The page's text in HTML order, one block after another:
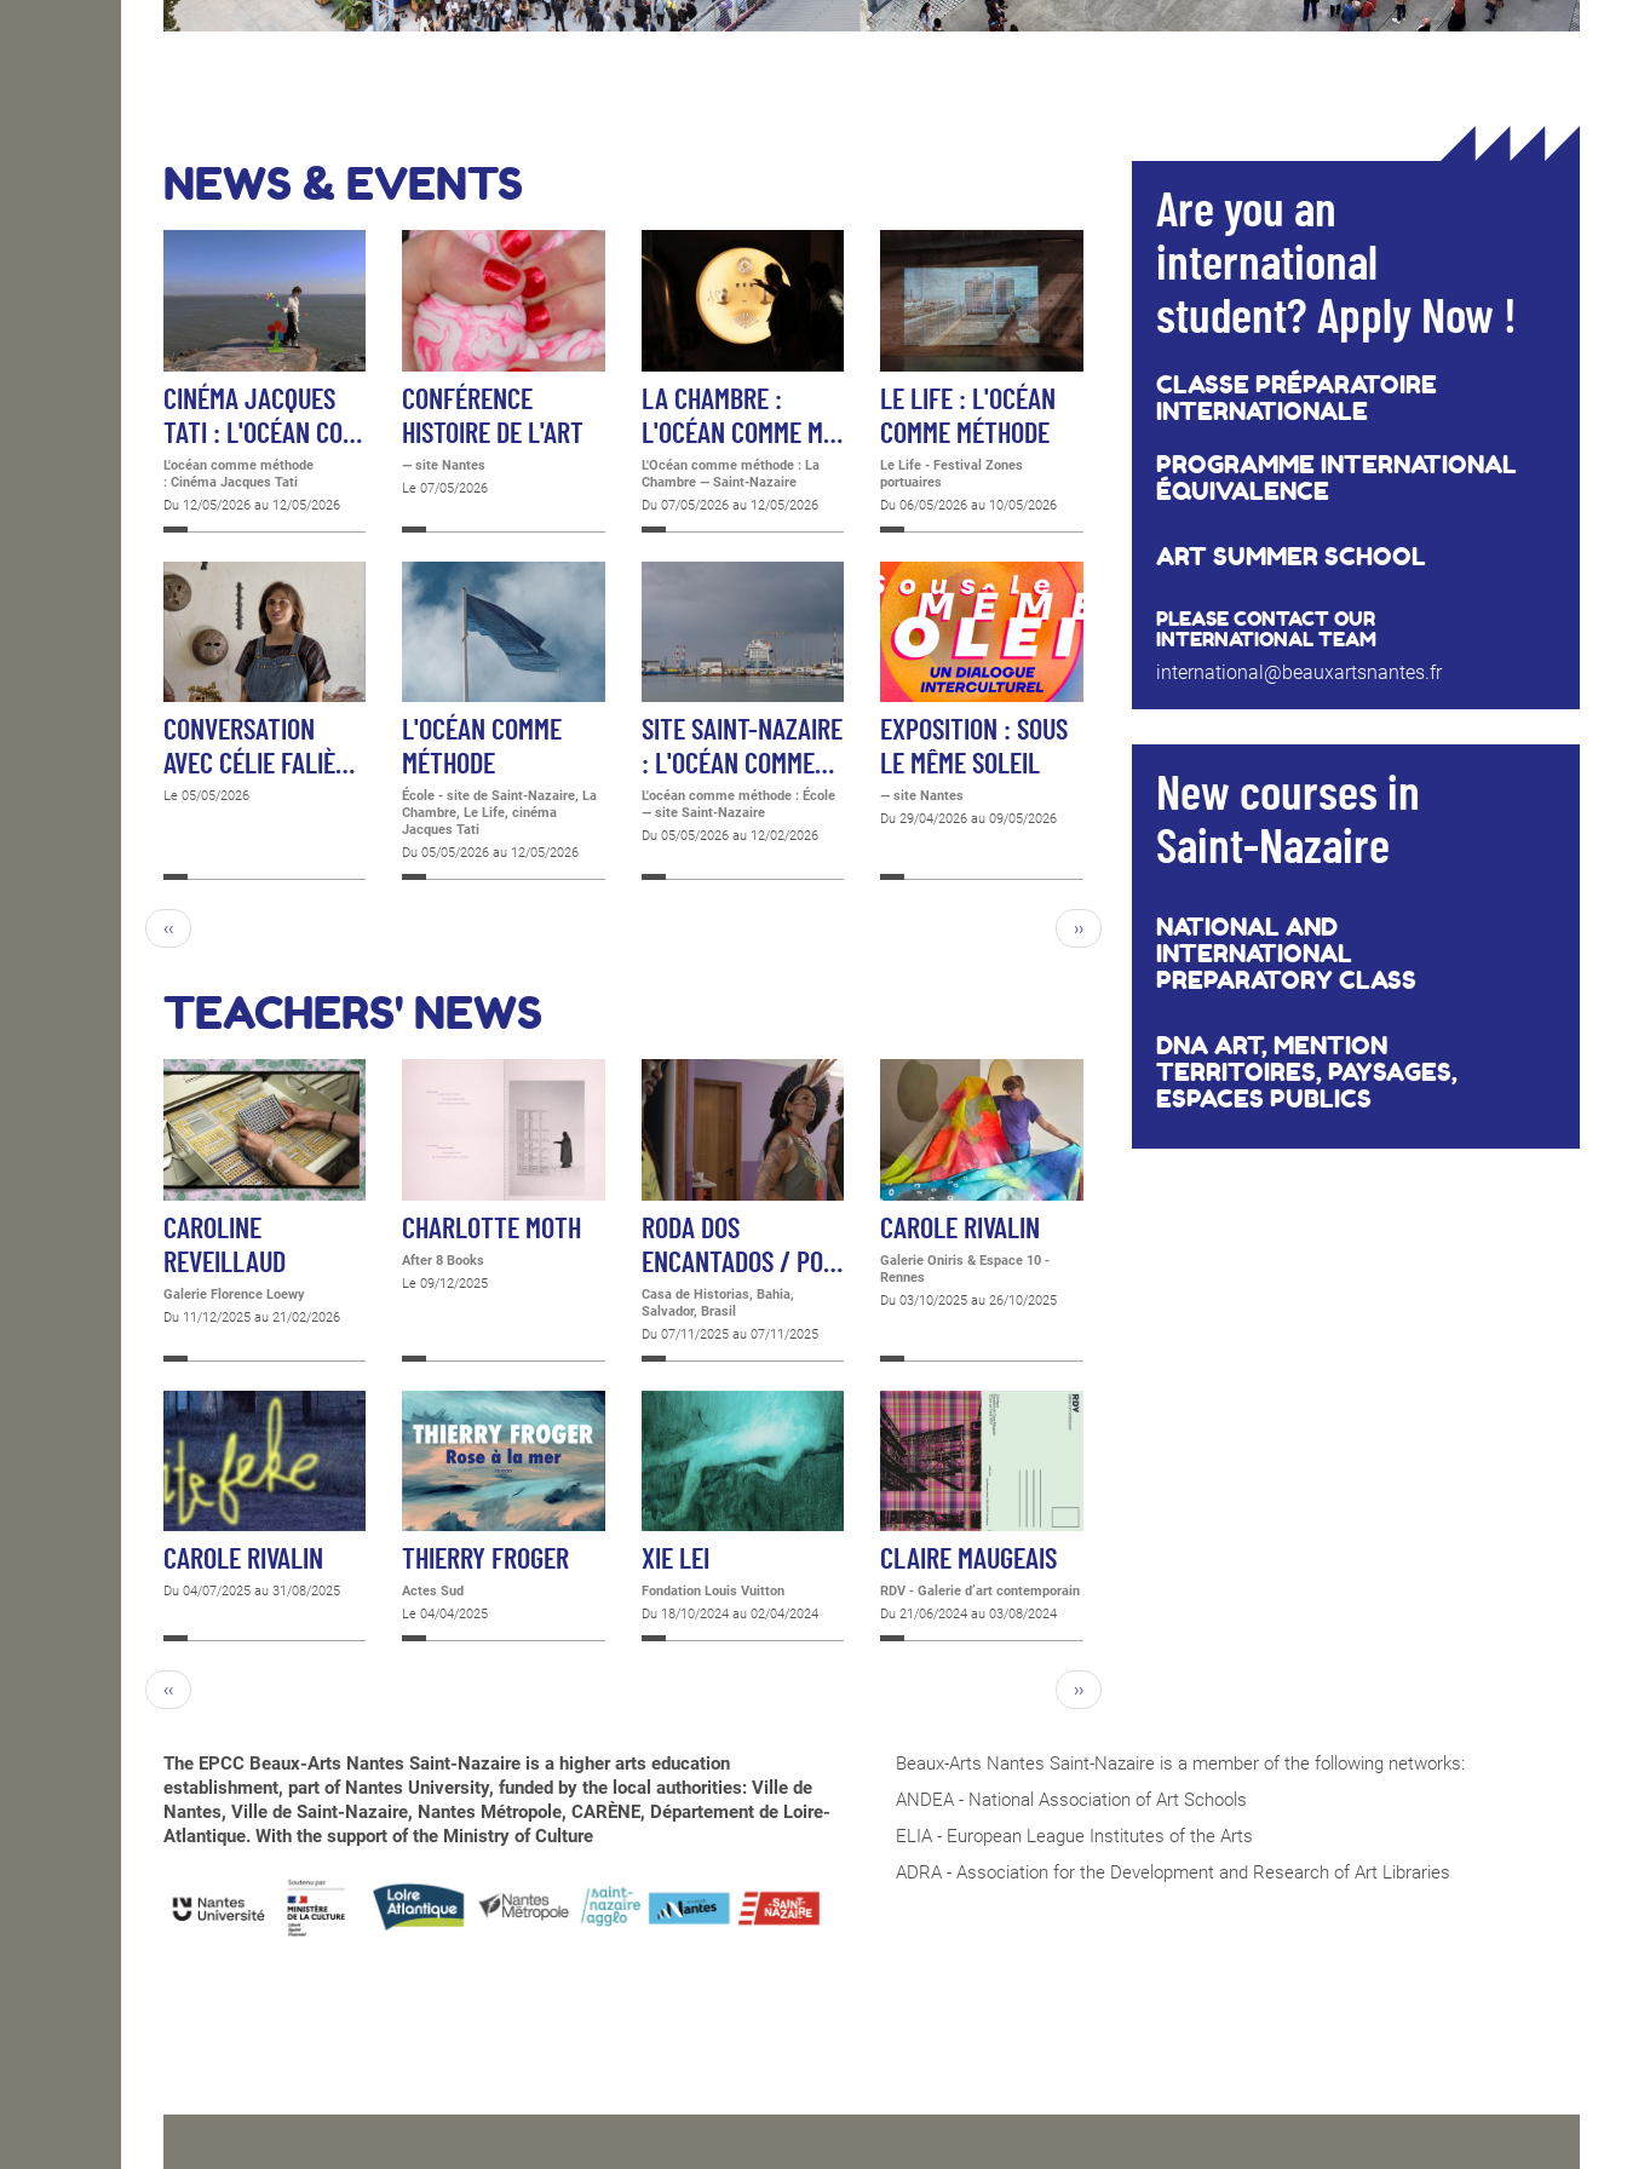
NEWS & EVENTS
CINÉMA JACQUES
TATI : L'OCÉAN CO…
L'océan comme méthode
: Cinéma Jacques Tati
Du 12/05/2026 au 12/05/2026
CONFÉRENCE
HISTOIRE DE L'ART
— site Nantes
Le 07/05/2026
LA CHAMBRE :
L'OCÉAN COMME M…
L'Océan comme méthode : La
Chambre — Saint-Nazaire
Du 07/05/2026 au 12/05/2026
LE LIFE : L'OCÉAN
COMME MÉTHODE
Le Life - Festival Zones
portuaires
Du 06/05/2026 au 10/05/2026
CONVERSATION
AVEC CÉLIE FALIÈ…
Le 05/05/2026
L'OCÉAN COMME
MÉTHODE
École - site de Saint-Nazaire, La
Chambre, Le Life, cinéma
Jacques Tati
Du 05/05/2026 au 12/05/2026
SITE SAINT-NAZAIRE
: L'OCÉAN COMME…
L'océan comme méthode : École
— site Saint-Nazaire
Du 05/05/2026 au 12/02/2026
EXPOSITION : SOUS
LE MÊME SOLEIL
— site Nantes
Du 29/04/2026 au 09/05/2026
‹‹ ››
TEACHERS' NEWS
CAROLINE
REVEILLAUD
Galerie Florence Loewy
Du 11/12/2025 au 21/02/2026
CHARLOTTE MOTH
After 8 Books
Le 09/12/2025
RODA DOS
ENCANTADOS / PO…
Casa de Historias, Bahia,
Salvador, Brasil
Du 07/11/2025 au 07/11/2025
CAROLE RIVALIN
Galerie Oniris & Espace 10 -
Rennes
Du 03/10/2025 au 26/10/2025
CAROLE RIVALIN
Du 04/07/2025 au 31/08/2025
THIERRY FROGER
Actes Sud
Le 04/04/2025
XIE LEI
Fondation Louis Vuitton
Du 18/10/2024 au 02/04/2024
CLAIRE MAUGEAIS
RDV - Galerie d’art contemporain
Du 21/06/2024 au 03/08/2024
‹‹ ››
Are you an
international
student? Apply Now !
CLASSE PRÉPARATOIRE
INTERNATIONALE
PROGRAMME INTERNATIONAL
ÉQUIVALENCE
ART SUMMER SCHOOL
PLEASE CONTACT OUR
INTERNATIONAL TEAM
international@beauxartsnantes.fr
New courses in
Saint-Nazaire
NATIONAL AND
INTERNATIONAL
PREPARATORY CLASS
DNA ART, MENTION
TERRITOIRES, PAYSAGES,
ESPACES PUBLICS
The EPCC Beaux-Arts Nantes Saint-Nazaire is a higher arts education
establishment, part of Nantes University, funded by the local authorities: Ville de
Nantes, Ville de Saint-Nazaire, Nantes Métropole, CARÈNE, Département de Loire-
Atlantique. With the support of the Ministry of Culture
Beaux-Arts Nantes Saint-Nazaire is a member of the following networks:
ANDEA - National Association of Art Schools
ELIA - European League Institutes of the Arts
ADRA - Association for the Development and Research of Art Libraries